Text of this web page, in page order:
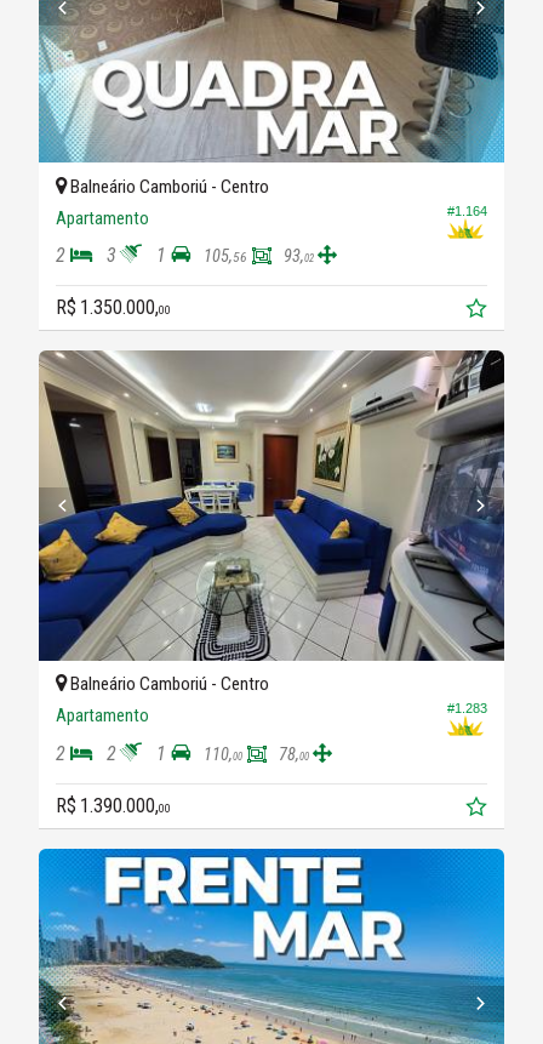
#1.164
Balneário Camboriú - Centro
Apartamento
2 3 1 105,56 93,02
R$ 1.350.000,00
#1.283
Balneário Camboriú - Centro
Apartamento
2 2 1 110,00 78,00
R$ 1.390.000,00